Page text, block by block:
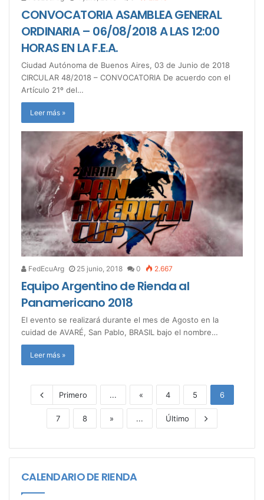
CONVOCATORIA ASAMBLEA GENERAL
ORDINARIA – 06/08/2018 A LAS 12:00
HORAS EN LA F.E.A.
Ciudad Autónoma de Buenos Aires, 03 de Junio de 2018
CIRCULAR 48/2018 – CONVOCATORIA De acuerdo con el
Artículo 21º del…
Leer más »
FedEcuArg 25 junio, 2018 0 2.667
Equipo Argentino de Rienda al
Panamericano 2018
El evento se realizará durante el mes de Agosto en la
cuidad de AVARÉ, San Pablo, BRASIL bajo el nombre…
Leer más »
Primero ... « 4 5 6
7 8 » ... Último
CALENDARIO DE RIENDA